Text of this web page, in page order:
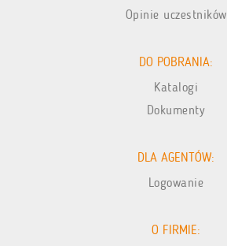
Opinie uczestników
DO POBRANIA:
Katalogi
Dokumenty
DLA AGENTÓW:
Logowanie
O FIRMIE: